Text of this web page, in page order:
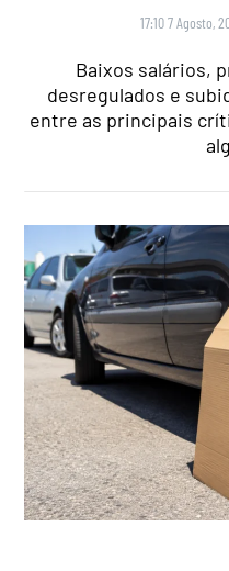
17:10 7 Agosto,
Baixos salários,
desregulados e
entre as principais